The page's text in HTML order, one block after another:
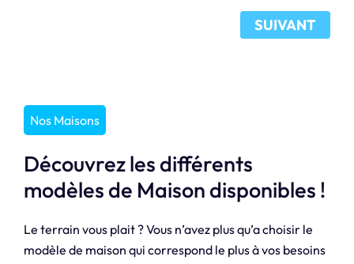
SUIVANT
Nos Maisons
Découvrez les différents
modèles de Maison disponibles !
Le terrain vous plait ? Vous n’avez plus qu’a choisir le
modèle de maison qui correspond le plus à vos besoins